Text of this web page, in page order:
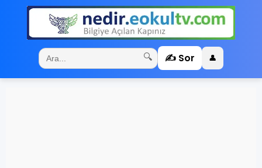
🔍 ✍️ Sor 👤